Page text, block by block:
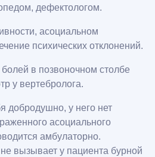
дефектологом.
асоциальном
психических отклонений.
в позвоночном столбе
у вертебролога.
добродушно, у него нет
асоциального
амбулаторно.
вызывает у пациента бурной